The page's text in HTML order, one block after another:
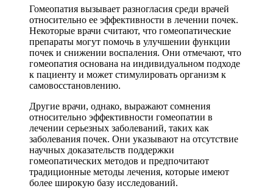
Гомеопатия вызывает разногласия среди врачей
относительно ее эффективности в лечении почек.
Некоторые врачи считают, что гомеопатические
препараты могут помочь в улучшении функции
почек и снижении воспаления. Они отмечают, что
гомеопатия основана на индивидуальном подходе
к пациенту и может стимулировать организм к
самовосстановлению.
Другие врачи, однако, выражают сомнения
относительно эффективности гомеопатии в
лечении серьезных заболеваний, таких как
заболевания почек. Они указывают на отсутствие
научных доказательств поддержки
гомеопатических методов и предпочитают
традиционные методы лечения, которые имеют
более широкую базу исследований.